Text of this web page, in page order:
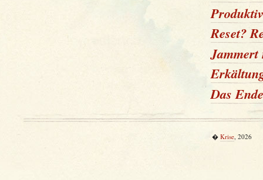
Reset?
Das
� Krise, 2026